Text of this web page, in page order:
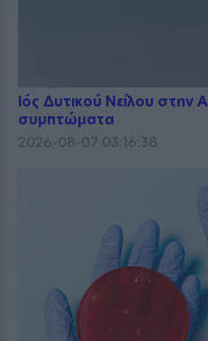
Ιός Δυτικού Νείλου στην
συμπτώματα
2026-08-07 03:16:38